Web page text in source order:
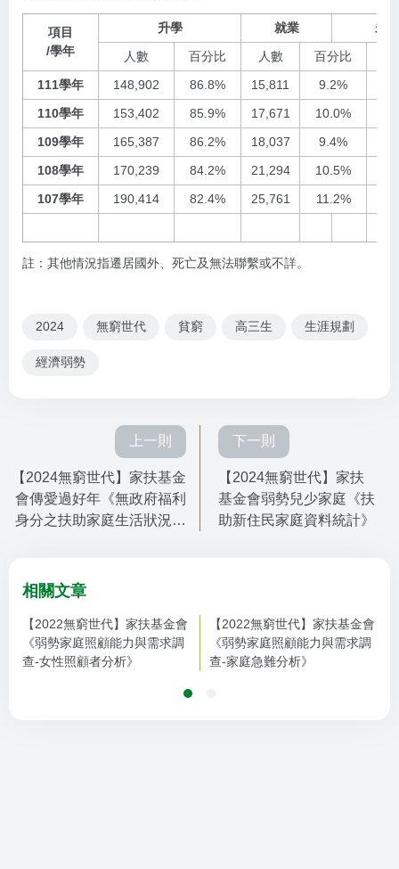
項目
/學年
升學 就業
未
人數
百分比 人數 百分比
111學年
148,902 86.8% 15,811 9.2%
110學年
153,402 85.9% 17,671 10.0%
109學年
165,387 86.2% 18,037 9.4%
108學年
170,239 84.2% 21,294 10.5%
107學年
190,414 82.4% 25,761 11.2%
註：其他情況指遷居國外、死亡及無法聯繫或不詳。
2024 無窮世代 貧窮 高三生 生涯規劃
經濟弱勢
上一則
【2024無窮世代】家扶基金
會傳愛過好年《無政府福利
身分之扶助家庭生活狀況調
下一則
【2024無窮世代】家扶
基金會弱勢兒少家庭《扶
助新住民家庭資料統計》
相關文章
【2022無窮世代】家扶基金會
《弱勢家庭照顧能力與需求調
查-女性照顧者分析》
【2022無窮世代】家扶基金會
《弱勢家庭照顧能力與需求調
查-家庭急難分析》